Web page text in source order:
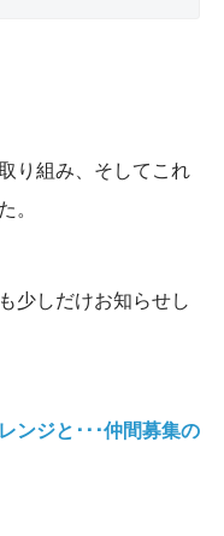
り組み、そしてこれ
。
少しだけお知らせし
ンジと･･･仲間募集の